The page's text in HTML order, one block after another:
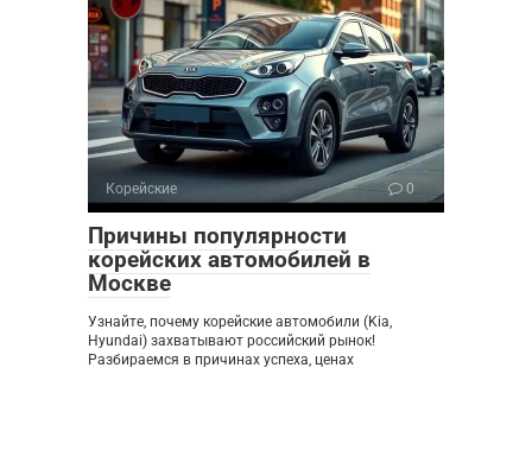
Корейские 0
Причины популярности
корейских автомобилей в
Москве
Узнайте, почему корейские автомобили (Kia,
Hyundai) захватывают российский рынок!
Разбираемся в причинах успеха, ценах